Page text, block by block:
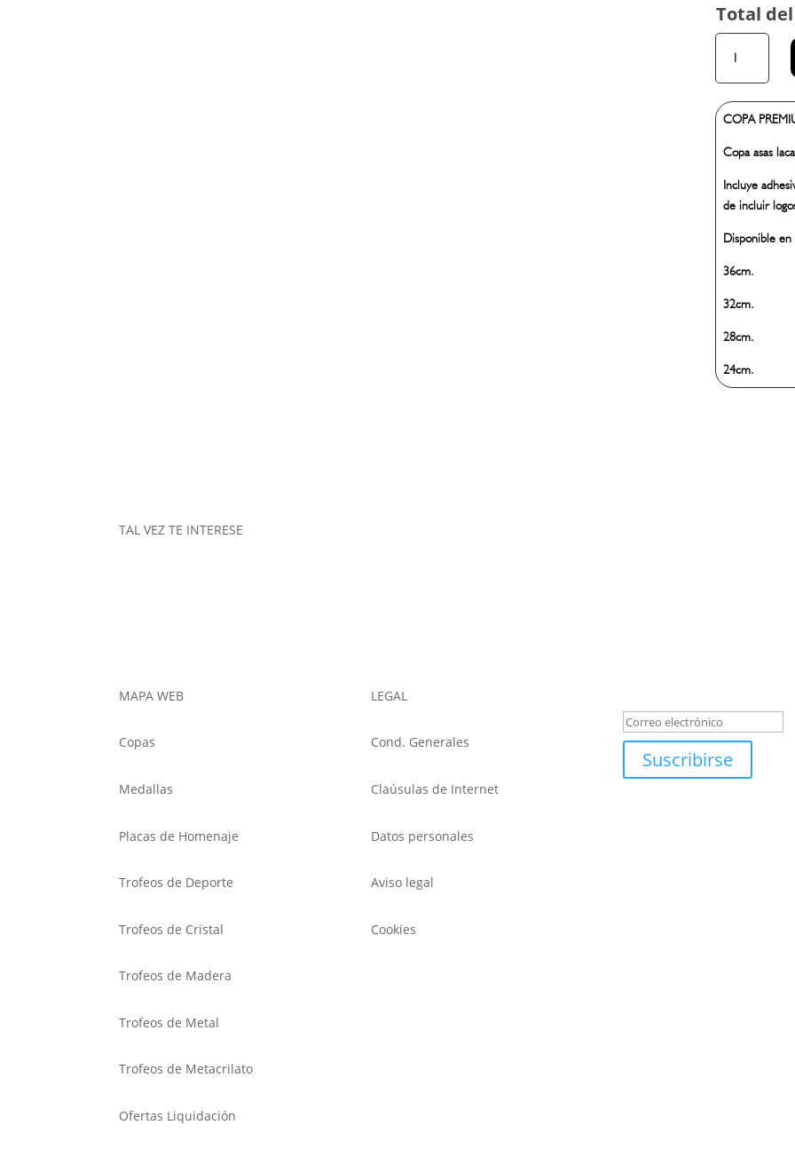
Total
COPA
SERIE
492
cantidad
COPA
Copa asas
Incluye
de incluir
Disponible en
36cm.
32cm.
28cm.
24cm.
TAL VEZ TE INTERESE
MAPA WEB
Copas
Medallas
Placas de Homenaje
Trofeos de Deporte
Trofeos de Cristal
Trofeos de Madera
Trofeos de Metal
Trofeos de Metacrilato
Ofertas Liquidación
LEGAL
Cond. Generales
Claúsulas de Internet
Datos personales
Aviso legal
Cookies
Suscribirse